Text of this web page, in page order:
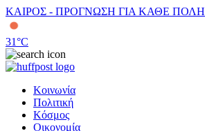
ΚΑΙΡΟΣ - ΠΡΟΓΝΩΣΗ ΓΙΑ ΚΑΘΕ ΠΟΛΗ
31°C
Κοινωνία
Πολιτική
Κόσμος
Οικονομία